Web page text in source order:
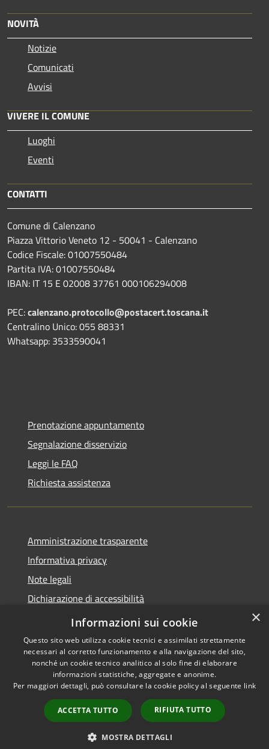
NOVITÀ
Notizie
Comunicati
Avvisi
VIVERE IL COMUNE
Luoghi
Eventi
CONTATTI
Comune di Calenzano
Piazza Vittorio Veneto 12 - 50041 - Calenzano
Codice Fiscale: 01007550484
Partita IVA: 01007550484
IBAN: IT 15 E 02008 37761 000106294008
PEC:calenzano.protocollo@postacert.toscana.it
Centralino Unico: 055 88331
Whatsapp: 3533590041
Prenotazione appuntamento
Segnalazione disservizio
Leggi le FAQ
Richiesta assistenza
Amministrazione trasparente
Informativa privacy
Note legali
Dichiarazione di accessibilità
Statistiche Web
Accessibilità
Copyright © 2026 • Comune di
Calenzano • Powered by
Municipium•
Accesso
redazione
×
Informazioni sui cookie
Questo sito web utilizza cookie tecnici e assimilati strettamente
necessari al corretto funzionamento e alla navigazione del sito,
nonché un cookie tecnico analitico al solo fine di elaborare
informazioni statistiche, aggregate e anonime.
Per maggiori dettagli, può consultare la cookie policy al seguente link
ACCETTA TUTTO RIFIUTA TUTTO
MOSTRA DETTAGLI